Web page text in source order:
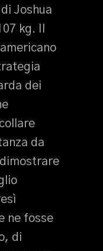
Joshua
kg. Il
dei
da
ne fosse
di